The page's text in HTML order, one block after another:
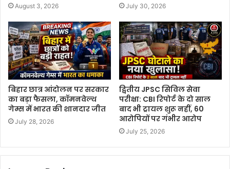
August 3, 2026 July 30, 2026
बिहार छात्र आंदोलन पर सरकार
का बड़ा फैसला, कॉमनवेल्थ
गेम्स में भारत की शानदार जीत
July 28, 2026
द्वितीय JPSC सिविल सेवा
परीक्षा: CBI रिपोर्ट के दो साल
बाद भी ट्रायल शुरू नहीं, 60
आरोपियों पर गंभीर आरोप
July 25, 2026